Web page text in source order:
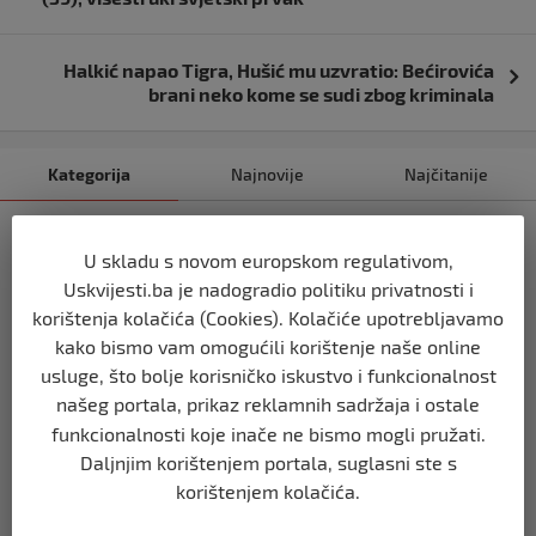
Halkić napao Tigra, Hušić mu uzvratio: Bećirovića
brani neko kome se sudi zbog kriminala
Kategorija Najnovije Najčitanije
Ravnopravnost da — politička
manipulacija ne
prije 2 mjeseca
BIH
Postoje razne špekulacije oko ukidanja
OHR-a – šta vi mislite?
prije 3 mjeseca
U skladu s novom europskom regulativom,
Uskvijesti.ba je nadogradio politiku privatnosti i
korištenja kolačića (Cookies). Kolačiće upotrebljavamo
kako bismo vam omogućili korištenje naše online
usluge, što bolje korisničko iskustvo i funkcionalnost
našeg portala, prikaz reklamnih sadržaja i ostale
funkcionalnosti koje inače ne bismo mogli pružati.
Daljnjim korištenjem portala, suglasni ste s
korištenjem kolačića.